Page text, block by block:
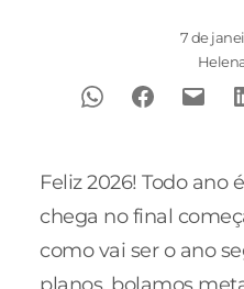
7 de
Feliz 2026! Todo ano
chega no final
como vai ser o ano